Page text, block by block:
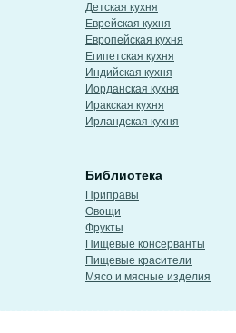
Детская кухня
Еврейская кухня
Европейская кухня
Египетская кухня
Индийская кухня
Иорданская кухня
Иракская кухня
Ирландская кухня
Библиотека
Приправы
Овощи
Фрукты
Пищевые консерванты
Пищевые красители
Мясо и мясные изделия